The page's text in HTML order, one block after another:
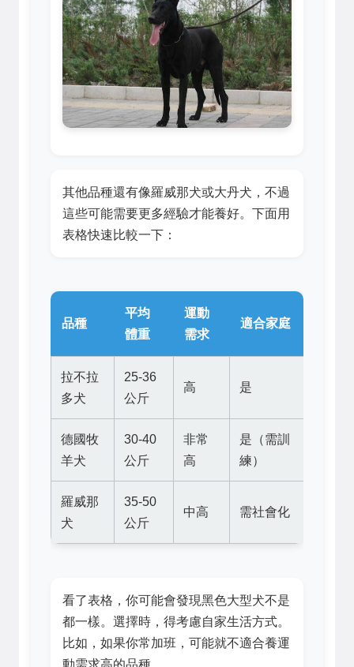
其他品種還有像羅威那犬或大丹犬，不過
這些可能需要更多經驗才能養好。下面用
表格快速比較一下：
品種
平均
體重
運動
需求
適合家庭
拉不拉
多犬
25-36
公斤
高 是
德國牧
羊犬
30-40
公斤
非常
高
是（需訓
練）
羅威那
犬
35-50
公斤
中高 需社會化
看了表格，你可能會發現黑色大型犬不是
都一樣。選擇時，得考慮自家生活方式。
比如，如果你常加班，可能就不適合養運